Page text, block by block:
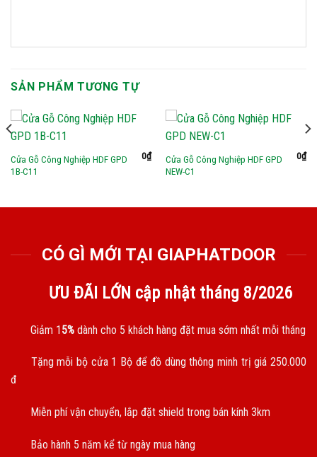
SẢN PHẨM TƯƠNG TỰ
Cửa Gỗ Công Nghiệp HDF GPD
1B-C11
0₫
Cửa Gỗ Công Nghiệp HDF GPD
NEW-C1
0₫
CÓ GÌ MỚI TẠI GIAPHATDOOR
ƯU ĐÃI LỚN cập nhật tháng 8/2026
Giảm 15% dành cho 5 khách hàng đặt mua sớm nhất mỗi tháng
Tặng mỗi bộ cửa 1 Bộ để đồ dùng thông minh trị giá 250.000
đ
Miễn phí vận chuyển, lắp đặt shield trong bán kính 3km
Bảo hành 5 năm kể từ ngày mua hàng